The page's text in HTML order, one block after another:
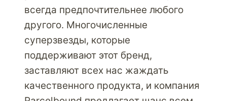
всегда предпочтительнее любого
другого. Многочисленные
суперзвезды, которые
поддерживают этот бренд,
заставляют всех нас жаждать
качественного продукта, и компания